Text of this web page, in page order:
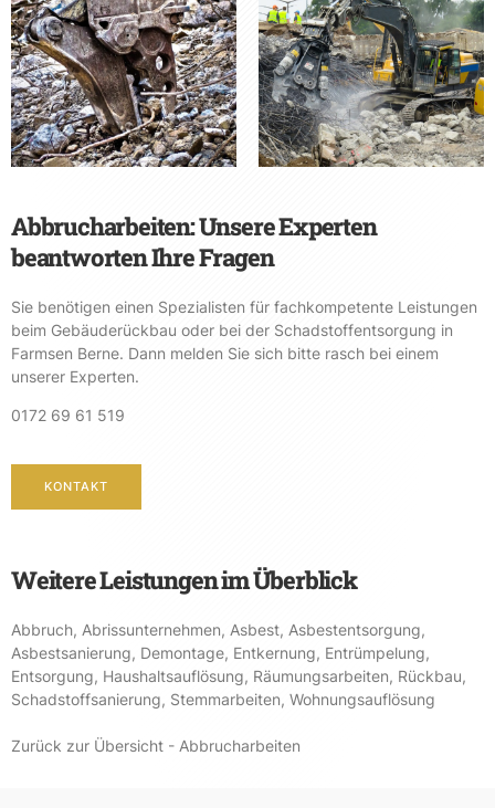
Abbrucharbeiten: Unsere Experten
beantworten Ihre Fragen
Sie benötigen einen Spezialisten für fachkompetente Leistungen
beim Gebäuderückbau oder bei der Schadstoffentsorgung in
Farmsen Berne. Dann melden Sie sich bitte rasch bei einem
unserer Experten.
0172 69 61 519
KONTAKT
Weitere Leistungen im Überblick
Abbruch, Abrissunternehmen, Asbest, Asbestentsorgung,
Asbestsanierung, Demontage, Entkernung, Entrümpelung,
Entsorgung, Haushaltsauflösung, Räumungsarbeiten, Rückbau,
Schadstoffsanierung, Stemmarbeiten, Wohnungsauflösung
Zurück zur Übersicht - Abbrucharbeiten